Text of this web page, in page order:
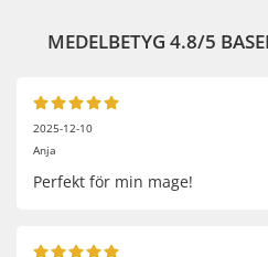
MEDELBETYG 4.8/5
2025-12-10
Anja
Perfekt för min mage!